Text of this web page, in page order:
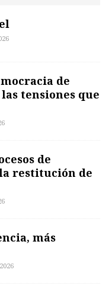
de
tensiones que
de
restitución de
más